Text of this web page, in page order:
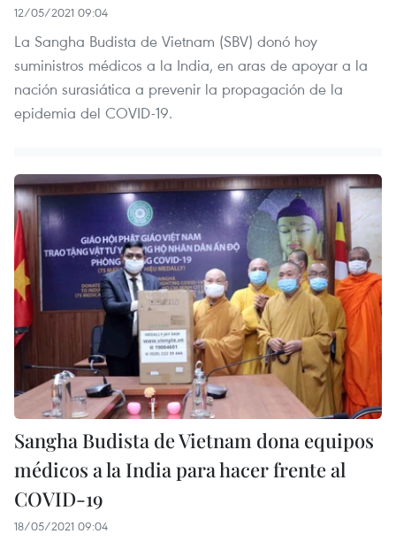
12/05/2021 09:04
La Sangha Budista de Vietnam (SBV) donó hoy
suministros médicos a la India, en aras de apoyar a la
nación surasiática a prevenir la propagación de la
epidemia del COVID-19.
Sangha Budista de Vietnam dona equipos
médicos a la India para hacer frente al
COVID-19
18/05/2021 09:04